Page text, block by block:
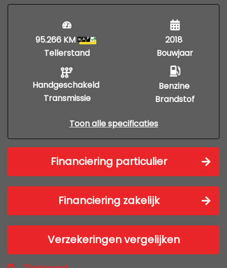
95.266 KM
Tellerstand
Handgeschakeld
Transmissie
2018
Bouwjaar
Benzine
Brandstof
Toon alle specificaties
Financiering particulier
Financiering zakelijk
Verzekeringen vergelijken